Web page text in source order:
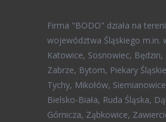
Firma "BODO" działa na
województwa Śląskiego m.in.
Katowice, Sosnowiec, Będzin,
Zabrze, Bytom, Piekary
Tychy, Mikołów,
Bielsko-Biała, Ruda Śląska,
Górnicza, Ząbkowice,